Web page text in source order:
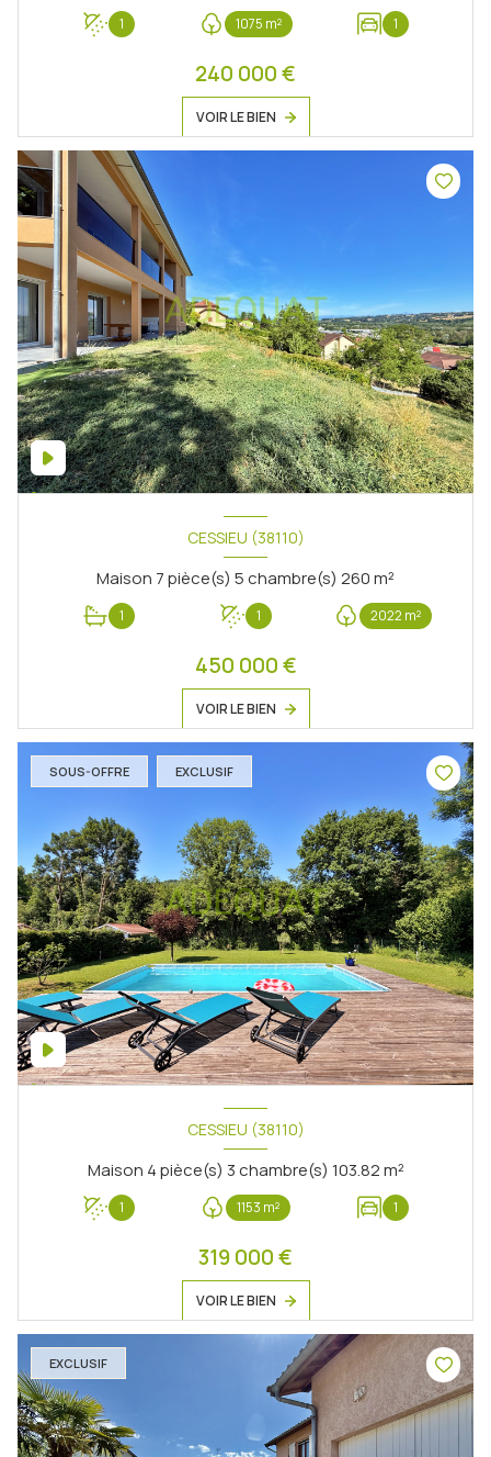
1 1075 m² 1
240 000 €
VOIR LE BIEN
CESSIEU (38110)
Maison 7 pièce(s) 5 chambre(s) 260 m²
1 1 2022 m²
450 000 €
VOIR LE BIEN
SOUS-OFFRE EXCLUSIF
CESSIEU (38110)
Maison 4 pièce(s) 3 chambre(s) 103.82 m²
1 1153 m² 1
319 000 €
VOIR LE BIEN
EXCLUSIF